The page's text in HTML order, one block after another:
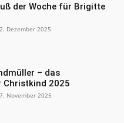
der Woche für Brigitte
Dezember 2025
– das
Christkind 2025
November 2025